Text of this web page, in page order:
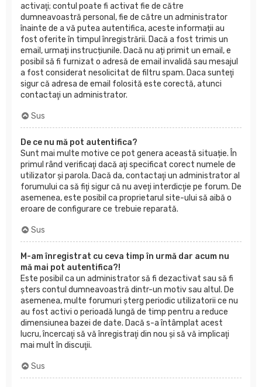
activaţi; contul poate fi activat fie de către
dumneavoastră personal, fie de către un administrator
înainte de a vă putea autentifica, aceste informații au
fost oferite în timpul înregistrării. Dacă a fost trimis un
email, urmați instrucțiunile. Dacă nu ați primit un email, e
posibil să fi furnizat o adresă de email invalidă sau mesajul
a fost considerat nesolicitat de filtru spam. Daca sunteţi
sigur că adresa de email folosită este corectă, atunci
contactaţi un administrator.
Sus
De ce nu mă pot autentifica?
Sunt mai multe motive ce pot genera această situație. În
primul rând verificaţi dacă aţi specificat corect numele de
utilizator şi parola. Dacă da, contactaţi un administrator al
forumului ca să fiţi sigur că nu aveţi interdicţie pe forum. De
asemenea, este posibil ca proprietarul site-ului să aibă o
eroare de configurare ce trebuie reparată.
Sus
M-am înregistrat cu ceva timp în urmă dar acum nu
mă mai pot autentifica?!
Este posibil ca un administrator să fi dezactivat sau să fi
şters contul dumneavoastră dintr-un motiv sau altul. De
asemenea, multe forumuri şterg periodic utilizatorii ce nu
au fost activi o perioadă lungă de timp pentru a reduce
dimensiunea bazei de date. Dacă s-a întâmplat acest
lucru, încercaţi să vă înregistraţi din nou şi să vă implicaţi
mai mult în discuţii.
Sus